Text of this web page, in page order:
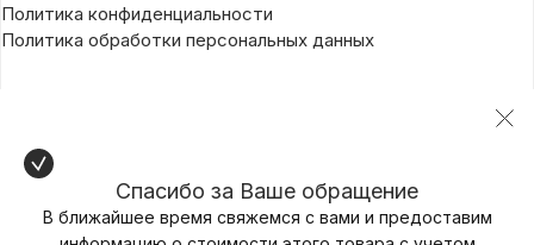
Политика конфиденциальности
Политика обработки персональных данных
Спасибо за Ваше обращение
В ближайшее время свяжемся с вами и предоставим